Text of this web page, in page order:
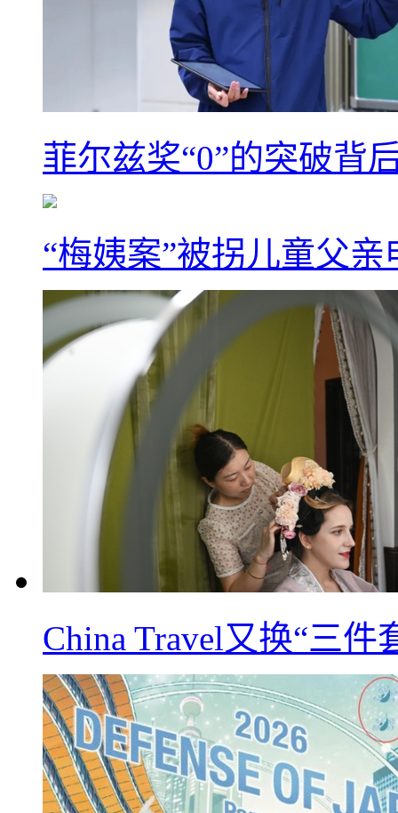
菲尔兹奖“0”的突破背
“梅姨案”被拐儿童父
China Travel又换“三